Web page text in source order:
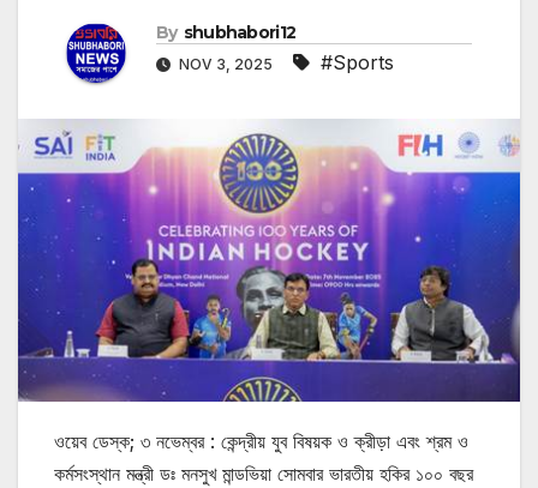
By shubhabori12
NOV 3, 2025 #Sports
ওয়েব ডেস্ক; ৩ নভেম্বর : কেন্দ্রীয় যুব বিষয়ক ও ক্রীড়া এবং শ্রম ও
কর্মসংস্থান মন্ত্রী ডঃ মনসুখ মান্ডভিয়া সোমবার ভারতীয় হকির ১০০ বছর